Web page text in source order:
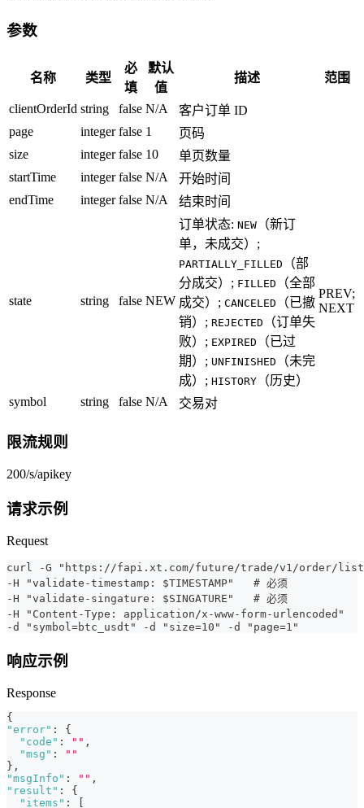
参数
名称 类型
必
填
默认
值
描述 范围
clientOrderId string false N/A
客户订单 ID
page
integer false 1
页码
size
integer false 10
单页数量
startTime
integer false N/A
开始时间
endTime
integer false N/A 结束时间
state string false NEW
订单状态: NEW （新订
单，未成交）;
PARTIALLY_FILLED
（部
分成交）; FILLED
（全部
成交）; CANCELED
（已撤
销）; REJECTED
（订单失
败）; EXPIRED
（已过
期）; UNFINISHED
（未完
成）; HISTORY （历史）
PREV;
NEXT
symbol string false N/A 交易对
限流规则
200/s/apikey
请求示例
Request
curl -G "https://fapi.xt.com/future/trade/v1/order/list"
-H "validate-timestamp: $TIMESTAMP"   # 必须
-H "validate-singature: $SINGATURE"   # 必须
-H "Content-Type: application/x-www-form-urlencoded"
-d "symbol=btc_usdt" -d "size=10" -d "page=1"
响应示例
Response
{
"error" :
{
"code" : "" ,
"msg" :
""
} ,
"msgInfo" : "" ,
"result" :
{
"items" : [